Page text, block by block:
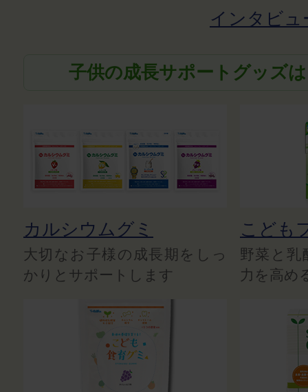
インタビュ
子供の成長サポートグッズ
カルシウムグミ
大切なお子様の成長期をしっ
かりとサポートします
こども
野菜と乳
力を高め